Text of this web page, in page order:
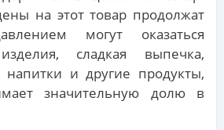
на этот товар продолжат
могут оказаться
сладкая выпечка,
напитки и другие продукты,
значительную долю в